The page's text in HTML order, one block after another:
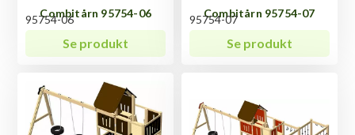
Combitårn 95754-06
95754-06
Se produkt
Combitårn 95754-07
95754-07
Se produkt